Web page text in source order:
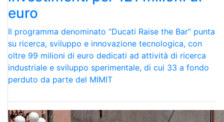
euro
Il programma denominato “Ducati Raise the Bar” punta
su ricerca, sviluppo e innovazione tecnologica, con
oltre 99 milioni di euro dedicati ad attività di ricerca
industriale e sviluppo sperimentale, di cui 33 a fondo
perduto da parte del MIMIT